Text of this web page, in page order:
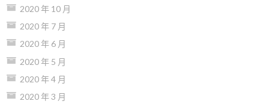
2020 年 10 月
2020 年 7 月
2020 年 6 月
2020 年 5 月
2020 年 4 月
2020 年 3 月